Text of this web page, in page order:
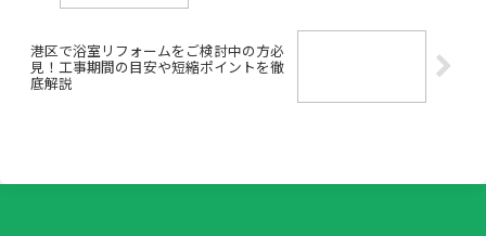
港区で浴室リフォームをご検討中の方必
見！工事期間の目安や短縮ポイントを徹
底解説